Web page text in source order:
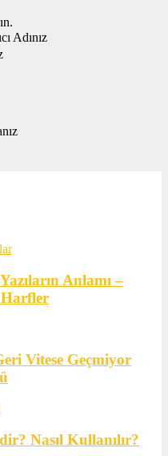
Adınız
Anlamı –
Vitese Geçmiyor
Nasıl Kullanılır?